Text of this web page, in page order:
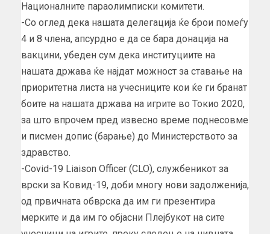
Националните параолимписки комитети.
-Со оглед дека нашата делегација ќе брои помеѓу
4 и 8 члена, апсурдно е да се бара донација на
вакцини, убеден сум дека институциите на
нашата држава ќе најдат можност за ставање на
приоритетна листа на учесниците кои ќе ги бранат
боите на нашата држава на игрите во Токио 2020,
за што впрочем пред извесно време поднесовме
и писмен допис (барање) до Министерството за
здравство.
-Covid-19 Liaison Officer (CLO), службеникот за
врски за Ковид-19, доби многу нови задолженија,
од првичната обврска да им ги презентира
мерките и да им го објасни Плејбукот на сите